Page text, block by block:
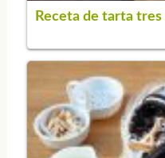
Receta de tarta